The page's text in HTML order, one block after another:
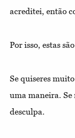
acreditei, então
Por isso, estas
Se quiseres
uma maneira. Se
desculpa.